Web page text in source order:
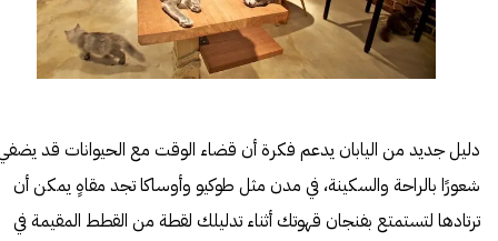
دليل جديد من اليابان يدعم فكرة أن قضاء الوقت مع الحيوانات قد
شعورًا بالراحة والسكينة، في مدن مثل طوكيو وأوساكا تجد مقاهٍ يمكن أن
ترتادها لتستمتع بفنجان قهوتك أثناء تدليلك لقطة من القطط المقيمة في